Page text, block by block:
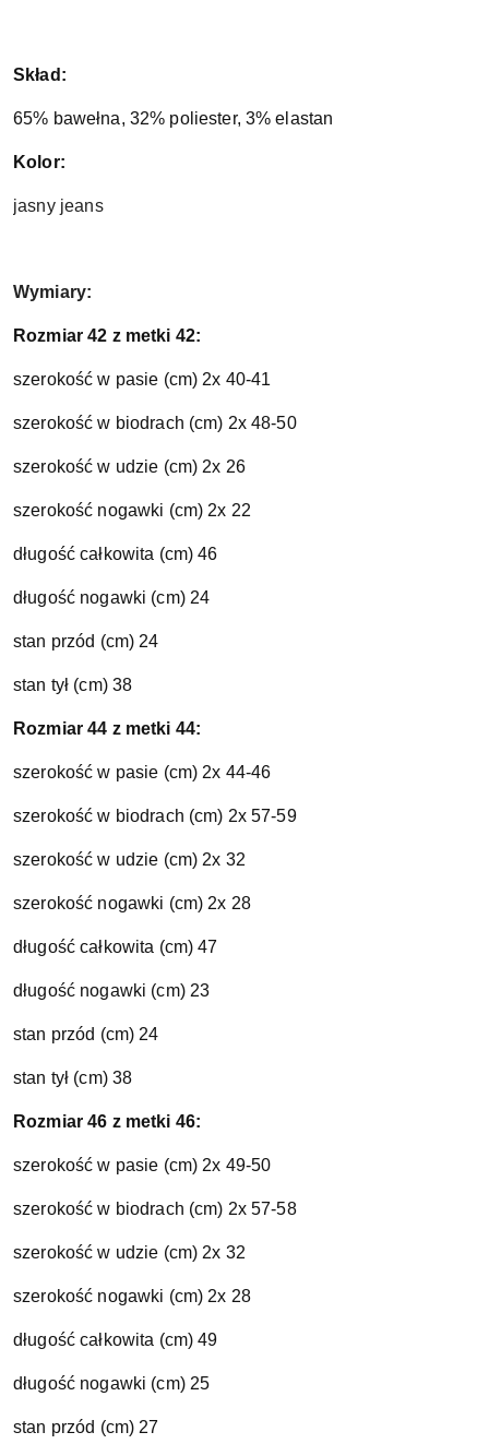
Skład:
65% bawełna, 32% poliester, 3% elastan
Kolor:
jasny jeans
Wymiary:
Rozmiar 42 z metki 42:
szerokość w pasie (cm) 2x 40-41
szerokość w biodrach (cm) 2x 48-50
szerokość w udzie (cm) 2x 26
szerokość nogawki (cm) 2x 22
długość całkowita (cm) 46
długość nogawki (cm) 24
stan przód (cm) 24
stan tył (cm) 38
Rozmiar 44 z metki 44:
szerokość w pasie (cm) 2x 44-46
szerokość w biodrach (cm) 2x 57-59
szerokość w udzie (cm) 2x 32
szerokość nogawki (cm) 2x 28
długość całkowita (cm) 47
długość nogawki (cm) 23
stan przód (cm) 24
stan tył (cm) 38
Rozmiar 46 z metki 46:
szerokość w pasie (cm) 2x 49-50
szerokość w biodrach (cm) 2x 57-58
szerokość w udzie (cm) 2x 32
szerokość nogawki (cm) 2x 28
długość całkowita (cm) 49
długość nogawki (cm) 25
stan przód (cm) 27